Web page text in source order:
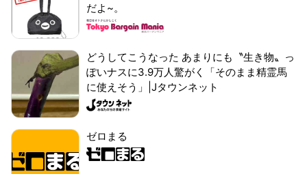
だよ~。
どうしてこうなった あまりにも〝生き物〟っ
ぽいナスに3.9万人驚がく「そのまま精霊馬
に使えそう」|Jタウンネット
ゼロまる